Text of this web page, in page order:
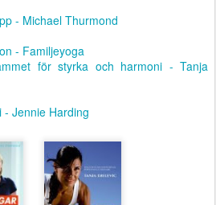
- Michael Thurmond
- Familjeyoga
för styrka och harmoni - Tanja
Jennie Harding